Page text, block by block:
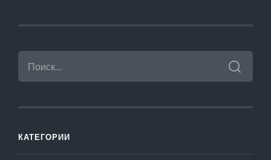
НАЙТИ:
КАТЕГОРИИ